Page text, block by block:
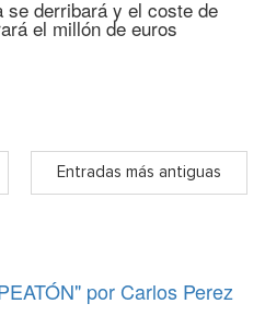
derribará y el coste de
el millón de euros
Entradas más antiguas
por Carlos Perez